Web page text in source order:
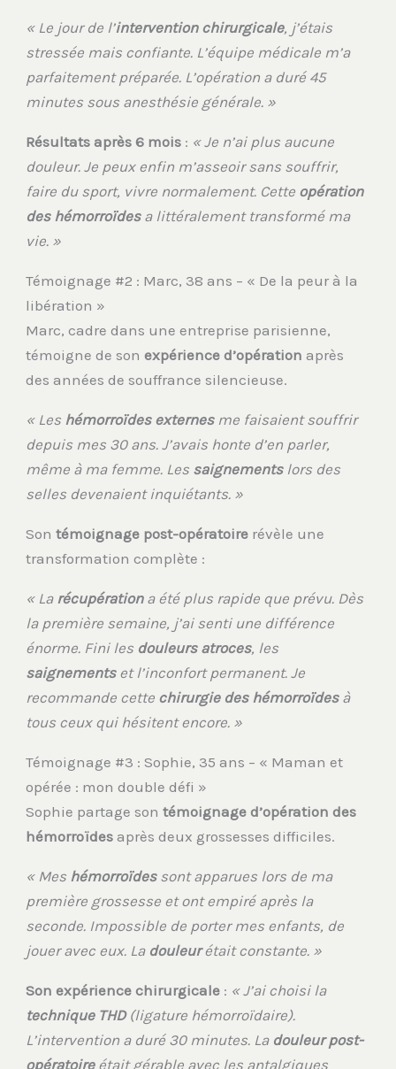
« Le jour de l’intervention chirurgicale, j’étais
stressée mais confiante. L’équipe médicale m’a
parfaitement préparée. L’opération a duré 45
minutes sous anesthésie générale. »
Résultats après 6 mois : « Je n’ai plus aucune
douleur. Je peux enfin m’asseoir sans souffrir,
faire du sport, vivre normalement. Cette opération
des hémorroïdesa littéralement transformé ma
vie. »
Témoignage #2 : Marc, 38 ans – « De la peur à la
libération »
Marc, cadre dans une entreprise parisienne,
témoigne de sonexpérience d’opération après
des années de souffrance silencieuse.
« Les hémorroïdes externesme faisaient souffrir
depuis mes 30 ans. J’avais honte d’en parler,
même à ma femme. Les saignementslors des
selles devenaient inquiétants. »
Sontémoignage post-opératoire révèle une
transformation complète :
« La récupérationa été plus rapide que prévu. Dès
la première semaine, j’ai senti une différence
énorme. Fini les douleurs atroces, les
saignementset l’inconfort permanent. Je
recommande cette chirurgie des hémorroïdesà
tous ceux qui hésitent encore. »
Témoignage #3 : Sophie, 35 ans – « Maman et
opérée : mon double défi »
Sophie partage sontémoignage d’opération des
hémorroïdes après deux grossesses difficiles.
« Mes hémorroïdessont apparues lors de ma
première grossesse et ont empiré après la
seconde. Impossible de porter mes enfants, de
jouer avec eux. La douleurétait constante. »
Son expérience chirurgicale : « J’ai choisi la
technique THD(ligature hémorroïdaire).
L’intervention a duré 30 minutes. La douleur post-
opératoireétait gérable avec les antalgiques